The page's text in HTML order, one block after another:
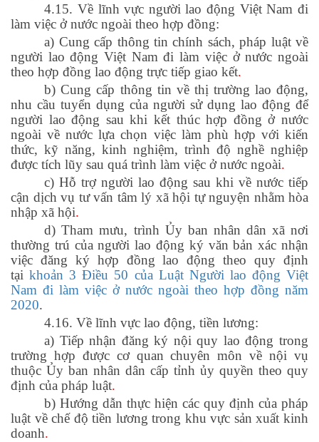
4.15. Về lĩnh vực người lao động Việt Nam đi
làm việc ở nước ngoài theo hợp đồng:
a) Cung cấp thông tin chính sách, pháp luật về
người lao động Việt Nam đi làm việc ở nước ngoài
theo hợp đồng lao động trực tiếp giao kết.
b) Cung cấp thông tin về thị trường lao động,
nhu cầu tuyển dụng của người sử dụng lao động để
người lao động sau khi kết thúc hợp đồng ở nước
ngoài về nước lựa chọn việc làm phù hợp với kiến
thức, kỹ năng, kinh nghiệm, trình độ nghề nghiệp
được tích lũy sau quá trình làm việc ở nước ngoài.
c) Hỗ trợ người lao động sau khi về nước tiếp
cận dịch vụ tư vấn tâm lý xã hội tự nguyện nhằm hòa
nhập xã hội.
d) Tham mưu, trình Ủy ban nhân dân xã nơi
thường trú của người lao động ký văn bản xác nhận
việc đăng ký hợp đồng lao động theo quy định
tạikhoản 3 Điều 50 của Luật Người lao động Việt
Nam đi làm việc ở nước ngoài theo hợp đồng năm
2020.
4.16. Về lĩnh vực lao động, tiền lương:
a) Tiếp nhận đăng ký nội quy lao động trong
trường hợp được cơ quan chuyên môn về nội vụ
thuộc Ủy ban nhân dân cấp tỉnh ủy quyền theo quy
định của pháp luật.
b) Hướng dẫn thực hiện các quy định của pháp
luật về chế độ tiền lương trong khu vực sản xuất kinh
doanh.